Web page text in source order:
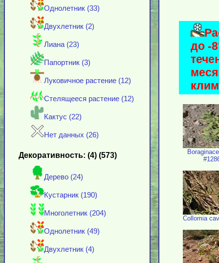
Однолетник (33)
Двухлетник (2)
Лиана (23)
Папортник (3)
Луковичное растение (12)
Стелящееся растение (12)
Кактус (22)
Нет данных (26)
Декоративность: (4) (573)
Дерево (24)
Кустарник (190)
Многолетник (204)
Однолетник (49)
Двухлетник (4)
до -
Collomia